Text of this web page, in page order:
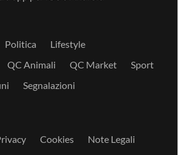
Politica
Lifestyle
QC Animali QC Market
Sport
Segnalazioni
Cookies
Note Legali